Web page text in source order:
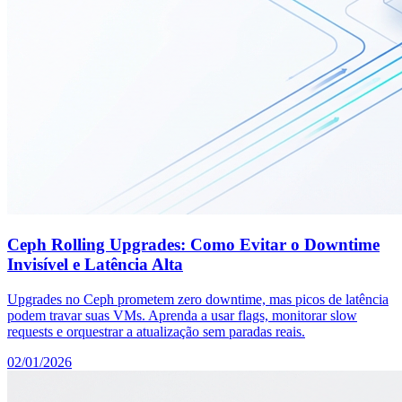
Ceph Rolling Upgrades: Como Evitar o Downtime
Invisível e Latência Alta
Upgrades no Ceph prometem zero downtime, mas picos de latência
podem travar suas VMs. Aprenda a usar flags, monitorar slow
requests e orquestrar a atualização sem paradas reais.
02/01/2026